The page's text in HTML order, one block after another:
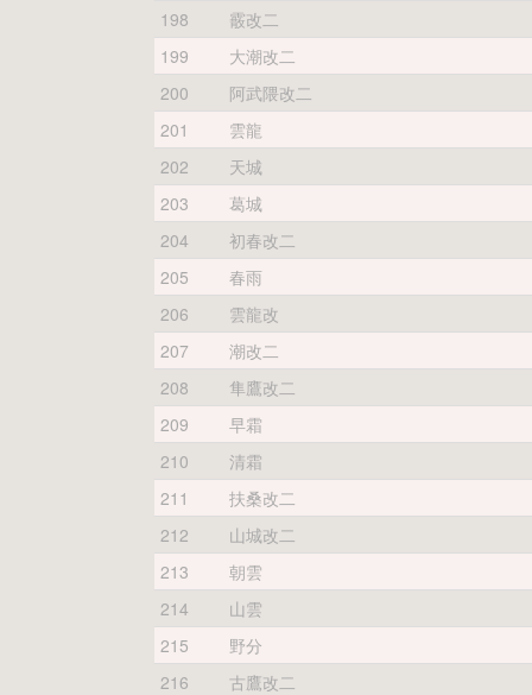
198
霰改二
199
大潮改二
200
阿武隈改二
201
雲龍
202
天城
203
葛城
204
初春改二
205
春雨
206
雲龍改
207
潮改二
208
隼鷹改二
209
早霜
210
清霜
211
扶桑改二
212
山城改二
213
朝雲
214
山雲
215
野分
216
古鷹改二